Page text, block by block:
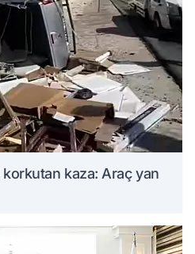
kaza: Araç yan